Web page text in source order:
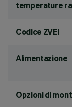
temperature
Codice ZVEI
Alimentazione
Opzioni di